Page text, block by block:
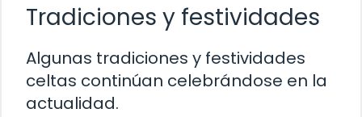
Tradiciones y festividades
Algunas tradiciones y festividades
celtas continúan celebrándose en la
actualidad.